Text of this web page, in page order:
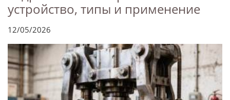
устройство, типы и применение
12/05/2026